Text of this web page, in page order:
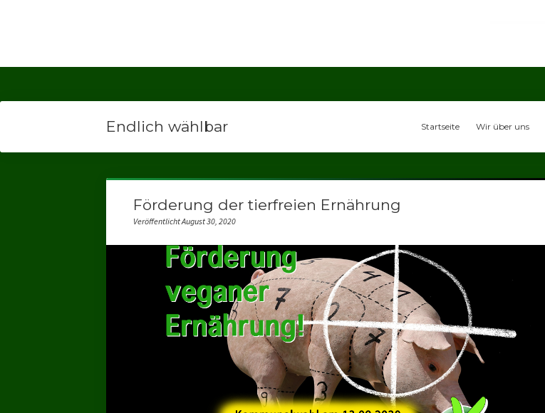
Endlich wählbar Startseite Wir über uns
Förderung der tierfreien Ernährung
Veröffentlicht August 30, 2020